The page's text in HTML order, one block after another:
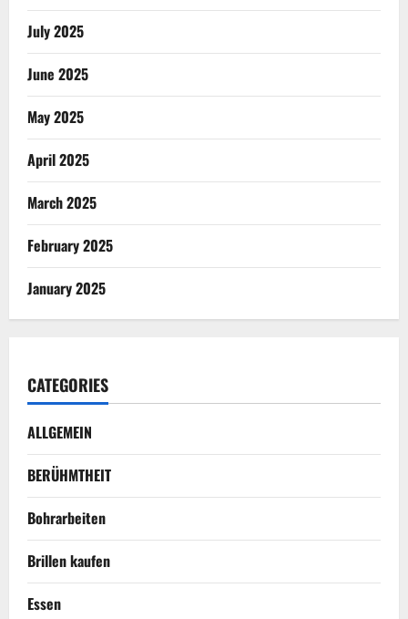
July 2025
June 2025
May 2025
April 2025
March 2025
February 2025
January 2025
CATEGORIES
ALLGEMEIN
BERÜHMTHEIT
Bohrarbeiten
Brillen kaufen
Essen